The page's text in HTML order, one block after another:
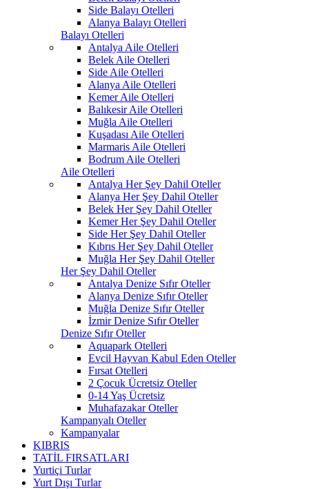
Side Balayı Otelleri
Alanya Balayı Otelleri
Balayı Otelleri
Antalya Aile Otelleri
Belek Aile Otelleri
Side Aile Otelleri
Alanya Aile Otelleri
Kemer Aile Otelleri
Balıkesir Aile Otelleri
Muğla Aile Otelleri
Kuşadası Aile Otelleri
Marmaris Aile Otelleri
Bodrum Aile Otelleri
Aile Otelleri
Antalya Her Şey Dahil Oteller
Alanya Her Şey Dahil Oteller
Belek Her Şey Dahil Oteller
Kemer Her Şey Dahil Oteller
Side Her Şey Dahil Oteller
Kıbrıs Her Şey Dahil Oteller
Muğla Her Şey Dahil Oteller
Her Şey Dahil Oteller
Antalya Denize Sıfır Oteller
Alanya Denize Sıfır Oteller
Muğla Denize Sıfır Oteller
İzmir Denize Sıfır Oteller
Denize Sıfır Oteller
Aquapark Otelleri
Evcil Hayvan Kabul Eden Oteller
Fırsat Otelleri
2 Çocuk Ücretsiz Oteller
0-14 Yaş Ücretsiz
Muhafazakar Oteller
Kampanyalı Oteller
Kampanyalar
KIBRIS
TATİL FIRSATLARI
Yurtiçi Turlar
Yurt Dışı Turlar